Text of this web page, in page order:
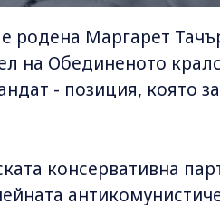
родена Маргарет
на Обединеното
- позиция, която
консервативна